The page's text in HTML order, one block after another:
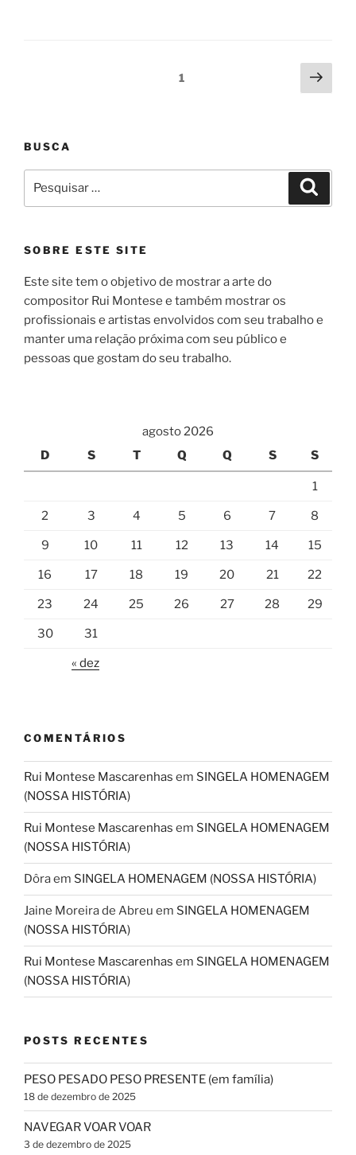
Página1
BUSCA
por:
SOBRE ESTE SITE
Este site tem o objetivo de mostrar a arte do
compositor Rui Montese e também mostrar os
profissionais e artistas envolvidos com seu trabalho e
manter uma relação próxima com seu público e
pessoas que gostam do seu trabalho.
agosto 2026
D
S T Q Q S S
1
2 3 4 5 6 7 8
9 10 11 12 13 14 15
16 17 18 19 20 21 22
23 24 25 26 27 28 29
30 31
« dez
COMENTÁRIOS
Rui Montese Mascarenhas em SINGELA HOMENAGEM
(NOSSA HISTÓRIA)
Rui Montese Mascarenhas em SINGELA HOMENAGEM
(NOSSA HISTÓRIA)
Dôraem SINGELA HOMENAGEM (NOSSA HISTÓRIA)
Jaine Moreira de Abreu em SINGELA HOMENAGEM
(NOSSA HISTÓRIA)
Rui Montese Mascarenhas em SINGELA HOMENAGEM
(NOSSA HISTÓRIA)
POSTS RECENTES
PESO PESADO PESO PRESENTE (em família)
18 de dezembro de 2025
NAVEGAR VOAR VOAR
3 de dezembro de 2025